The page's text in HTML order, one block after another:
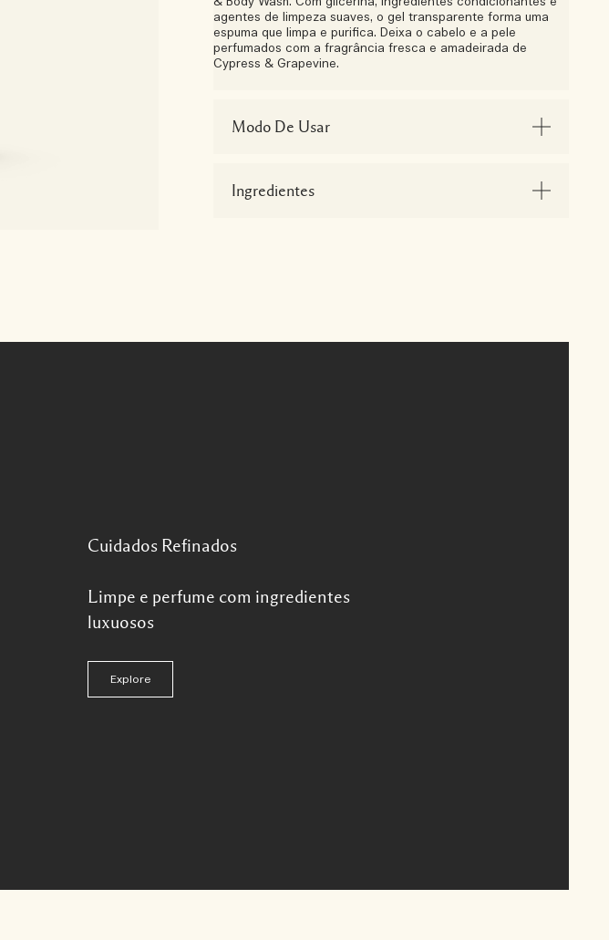
agentes de limpeza suaves, o gel transparente forma uma
espuma que limpa e purifica. Deixa o cabelo e a pele
perfumados com a fragrância fresca e amadeirada de
Cypress & Grapevine.
Modo De Usar
Ingredientes
Cuidados Refinados
Limpe e perfume com ingredientes
luxuosos
Explore